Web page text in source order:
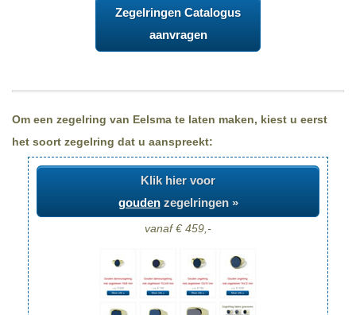
Zegelringen Catalogus
aanvragen
Om een zegelring van Eelsma te laten maken, kiest u eerst
het soort zegelring dat u aanspreekt:
Klik hier voor
goudenzegelringen »
vanaf € 459,-